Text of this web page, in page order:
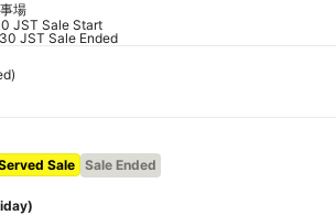
場
JST Sale Start
JST Sale Ended
Sale Sale Ended
)